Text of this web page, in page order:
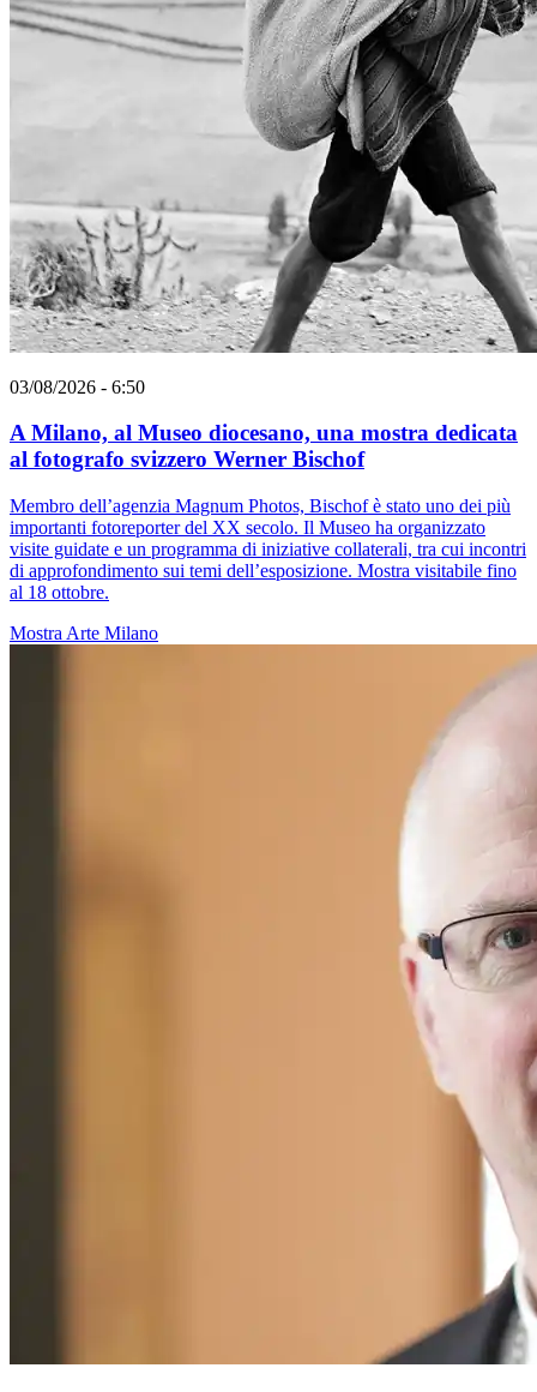
03/08/2026 - 6:50
A Milano, al Museo diocesano, una mostra dedicata
al fotografo svizzero Werner Bischof
Membro dell’agenzia Magnum Photos, Bischof è stato uno dei più
importanti fotoreporter del XX secolo. Il Museo ha organizzato
visite guidate e un programma di iniziative collaterali, tra cui incontri
di approfondimento sui temi dell’esposizione. Mostra visitabile fino
al 18 ottobre.
Mostra Arte Milano